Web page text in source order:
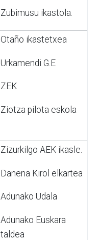
Zubimusu ikastola.
Otaño ikastetxea
Urkamendi G.E
ZEK
Ziotza pilota eskola
Zizurkilgo AEK ikasle.
Danena Kirol elkartea
Adunako Udala
Adunako Euskara
taldea